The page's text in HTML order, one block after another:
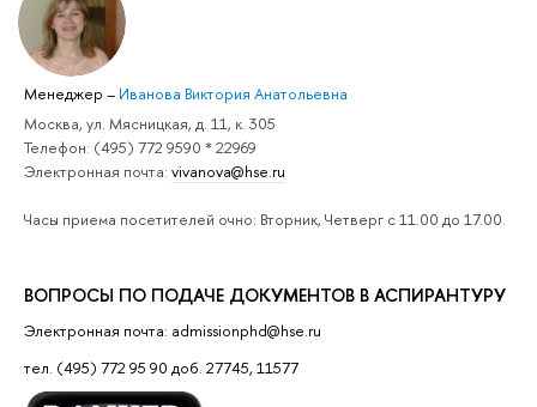
Менеджер – Иванова Виктория Анатольевна
Москва, ул. Мясницкая, д. 11, к. 305
Телефон: (495) 772 9590 * 22969
Электронная почта: vivanova@hse.ru
Часы приема посетителей очно: Вторник, Четверг с 11.00 до 17.00.
ВОПРОСЫ ПО ПОДАЧЕ ДОКУМЕНТОВ В АСПИРАНТУРУ
Электронная почта: admissionphd@hse.ru
тел. (495) 772 95 90 доб. 27745, 11577